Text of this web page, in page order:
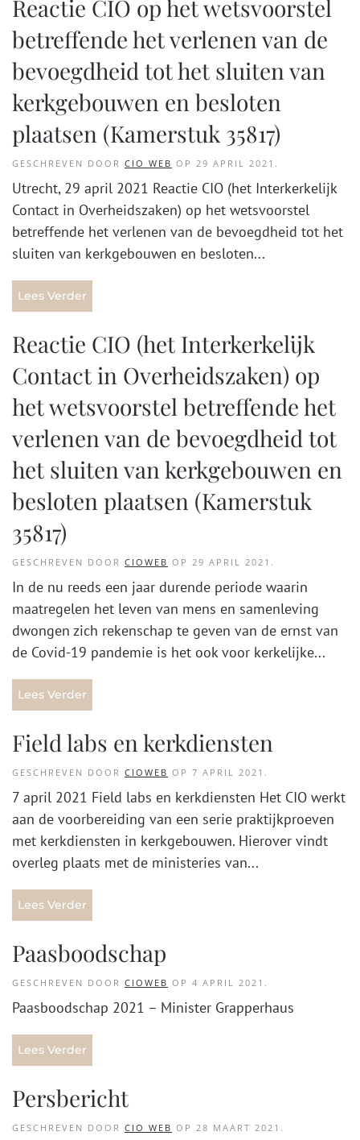
Reactie CIO op het wetsvoorstel
betreffende het verlenen van de
bevoegdheid tot het sluiten van
kerkgebouwen en besloten
plaatsen (Kamerstuk 35817)
GESCHREVEN DOOR CIO WEB OP 29 APRIL 2021 .
Utrecht, 29 april 2021 Reactie CIO (het Interkerkelijk
Contact in Overheidszaken) op het wetsvoorstel
betreffende het verlenen van de bevoegdheid tot het
sluiten van kerkgebouwen en besloten...
Lees Verder
Reactie CIO (het Interkerkelijk
Contact in Overheidszaken) op
het wetsvoorstel betreffende het
verlenen van de bevoegdheid tot
het sluiten van kerkgebouwen en
besloten plaatsen (Kamerstuk
35817)
GESCHREVEN DOOR CIOWEB OP 29 APRIL 2021 .
In de nu reeds een jaar durende periode waarin
maatregelen het leven van mens en samenleving
dwongen zich rekenschap te geven van de ernst van
de Covid-19 pandemie is het ook voor kerkelijke...
Lees Verder
Field labs en kerkdiensten
GESCHREVEN DOOR CIOWEB OP 7 APRIL 2021 .
7 april 2021 Field labs en kerkdiensten Het CIO werkt
aan de voorbereiding van een serie praktijkproeven
met kerkdiensten in kerkgebouwen. Hierover vindt
overleg plaats met de ministeries van...
Lees Verder
Paasboodschap
GESCHREVEN DOOR CIOWEB OP 4 APRIL 2021 .
Paasboodschap 2021 – Minister Grapperhaus
Lees Verder
Persbericht
GESCHREVEN DOOR CIO WEB OP 28 MAART 2021 .